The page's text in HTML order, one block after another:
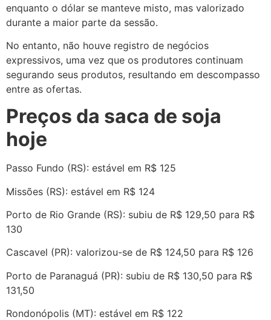
enquanto o dólar se manteve misto, mas valorizado
durante a maior parte da sessão.
No entanto, não houve registro de negócios
expressivos, uma vez que os produtores continuam
segurando seus produtos, resultando em descompasso
entre as ofertas.
Preços da saca de soja
hoje
Passo Fundo (RS): estável em R$ 125
Missões (RS): estável em R$ 124
Porto de Rio Grande (RS): subiu de R$ 129,50 para R$
130
Cascavel (PR): valorizou-se de R$ 124,50 para R$ 126
Porto de Paranaguá (PR): subiu de R$ 130,50 para R$
131,50
Rondonópolis (MT): estável em R$ 122